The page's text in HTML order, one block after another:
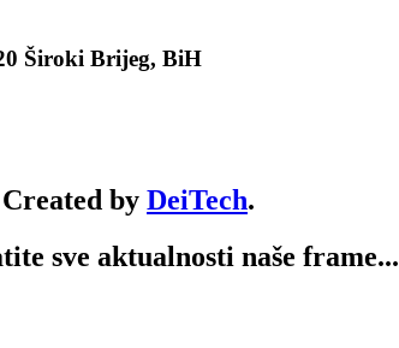
Široki Brijeg, BiH
by DeiTech.
sve aktualnosti naše frame...